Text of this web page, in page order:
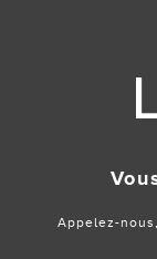
Appelez-